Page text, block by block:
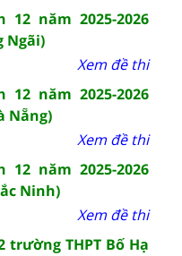
năm 2025-2026
Ngãi)
Xem đề thi
năm 2025-2026
Nẵng)
Xem đề thi
năm 2025-2026
Ninh)
Xem đề thi
THPT Bố Hạ